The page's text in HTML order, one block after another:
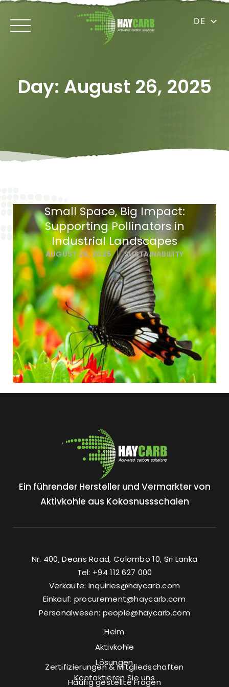
DE
Day: August 26, 2025
Small Space, Big Impact:
Supporting Pollinators in
Industrial Landscapes
AUGUST 26, 2025 SUSTAINABILITY
Ein führender Hersteller und Vermarkter von
Aktivkohle aus Kokosnussschalen
Nr. 400, Deans Road, Colombo 10, Sri Lanka
Tel: +94 112 627 000
Verkäufe: inquiries@haycarb.com
Einkauf: procurement@haycarb.com
Personalwesen: people@haycarb.com
Heim
Aktivkohle
Lösungen
Kontaktieren Sie uns
Zertifizierungen & Mitgliedschaften
Häufig gestellte Fragen